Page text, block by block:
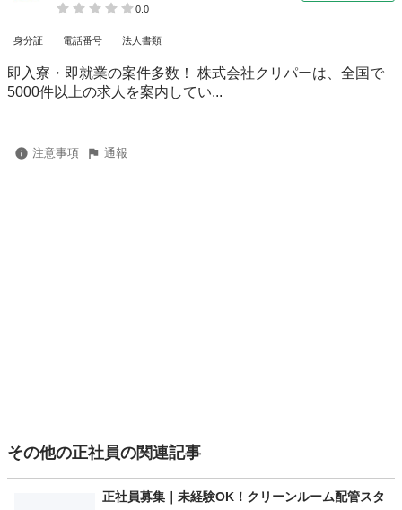
0.0
身分証 電話番号 法人書類
即入寮・即就業の案件多数！ 株式会社クリパーは、全国で
5000件以上の求人を案内してい...
注意事項 通報
その他の正社員の関連記事
正社員募集｜未経験OK！クリーンルーム配管スタ